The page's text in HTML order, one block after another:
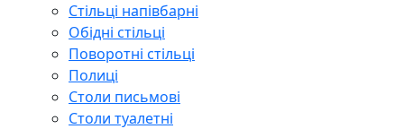
Стільці напівбарні
Обідні стільці
Поворотні стільці
Полиці
Столи письмові
Столи туалетні